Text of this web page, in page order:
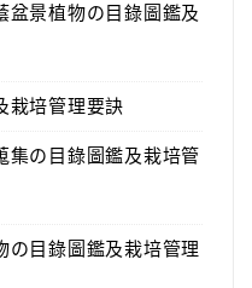
盆景植物の目錄圖鑑及
栽培管理要訣
集の目錄圖鑑及栽培管
の目錄圖鑑及栽培管理